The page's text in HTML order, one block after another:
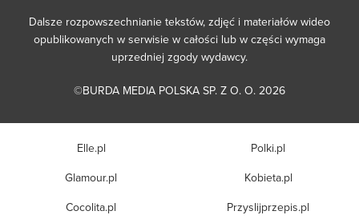
Dalsze rozpowszechnianie tekstów, zdjęć i materiałów wideo
opublikowanych w serwisie w całości lub w części wymaga
uprzedniej zgody wydawcy.
©BURDA MEDIA POLSKA SP. Z O. O. 2026
Elle.pl
Glamour.pl
Cocolita.pl
Polki.pl
Kobieta.pl
Przyslijprzepis.pl